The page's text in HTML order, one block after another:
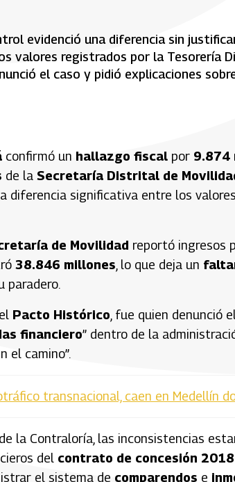
evidenció una diferencia sin
valores registrados por la Tesorería
el caso y pidió explicaciones
confirmó un hallazgo fiscal por 9.874
de la Secretaría Distrital de
diferencia significativa entre los
de Movilidad reportó ingresos
38.846 millones , lo que deja un
paradero.
Pacto Histórico , fue quien denunció
financiero” dentro de la
el camino”.
transnacional, caen en Medellín
la Contraloría, las inconsistencias
del contrato de concesión
el sistema de comparendos e